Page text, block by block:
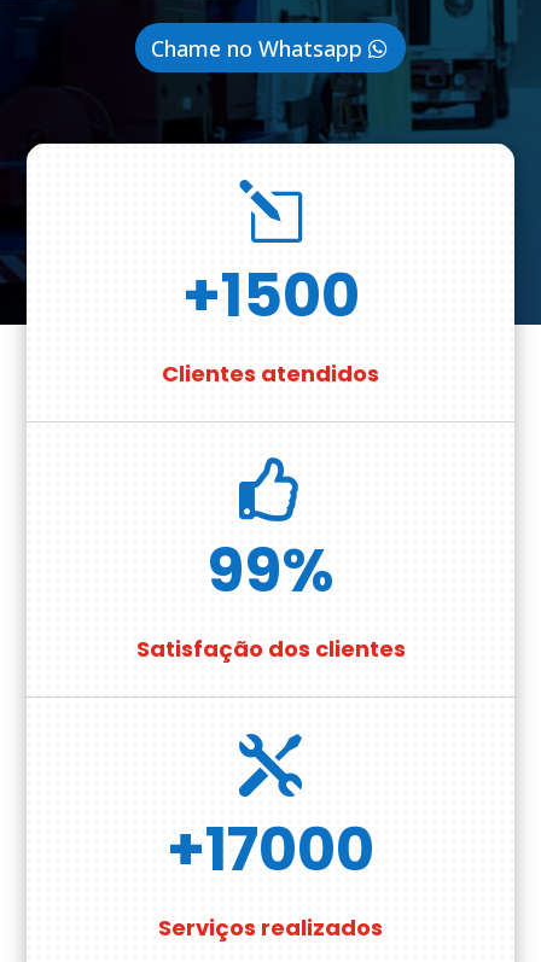
Chame no Whatsapp
l
+1500
Clientes atendidos

99%
Satisfação dos clientes

+17000
Serviços realizados